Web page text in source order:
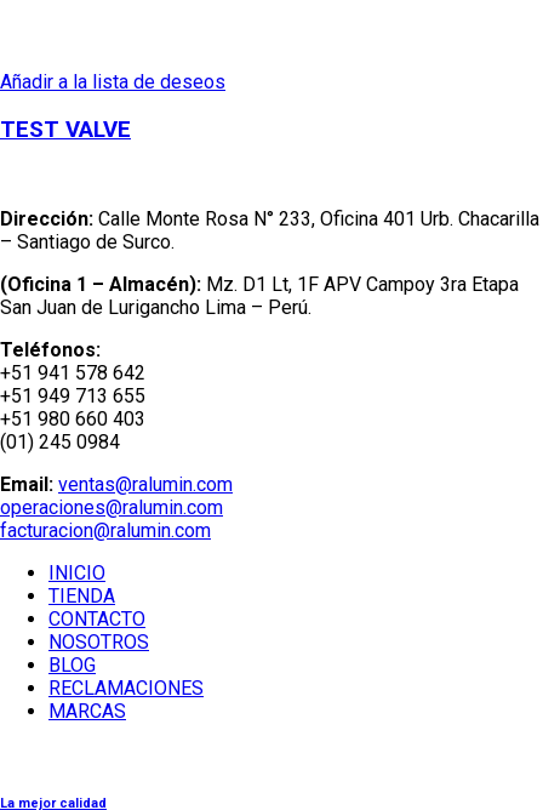
Añadir a la lista de deseos
TEST VALVE
Dirección: Calle Monte Rosa N° 233, Oficina 401 Urb. Chacarilla
– Santiago de Surco.
(Oficina 1 – Almacén): Mz. D1 Lt, 1F APV Campoy 3ra Etapa
San Juan de Lurigancho Lima – Perú.
Teléfonos:
+51 941 578 642
+51 949 713 655
+51 980 660 403
(01) 245 0984
Email: ventas@ralumin.com
operaciones@ralumin.com
facturacion@ralumin.com
INICIO
TIENDA
CONTACTO
NOSOTROS
BLOG
RECLAMACIONES
MARCAS
La mejor calidad